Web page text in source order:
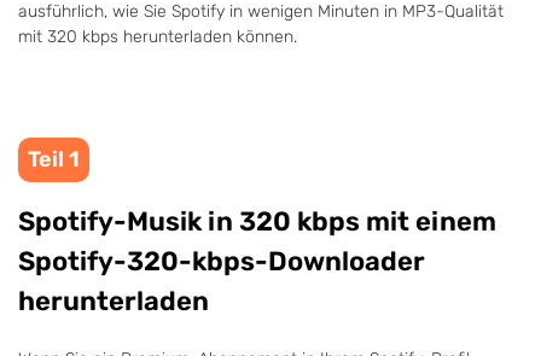
ausführlich, wie Sie Spotify in wenigen Minuten in MP3-Qualität
mit 320 kbps herunterladen können.
Teil 1
Spotify-Musik in 320 kbps mit einem
Spotify-320-kbps-Downloader
herunterladen